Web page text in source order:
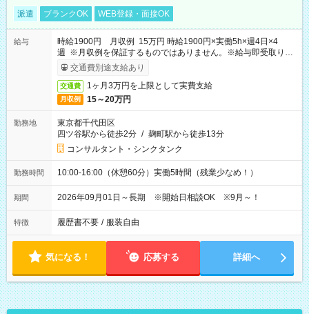
派遣 ブランクOK WEB登録・面接OK
給与
時給1900円 月収例 15万円 時給1900円×実働5h×週4日×4
週 ※月収例を保証するものではありません。※給与即受取りサ
ービス利用可（利用条件有）
交通費別途支給あり
交通費 1ヶ月3万円を上限として実費支給
月収例 15～20万円
勤務地
東京都千代田区
四ツ谷駅から徒歩2分 / 麹町駅から徒歩13分
コンサルタント・シンクタンク
勤務時間 10:00-16:00（休憩60分）実働5時間（残業少なめ！）
期間 2026年09月01日～長期 ※開始日相談OK ※9月～！
特徴 履歴書不要 / 服装自由
気になる！ 応募する 詳細へ